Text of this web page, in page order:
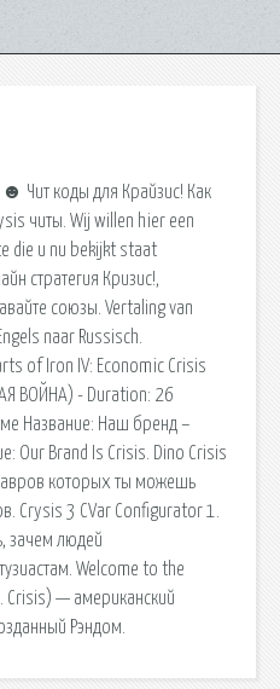
Чит коды для Крайзис! Как
читы. Wij willen hier een
die u nu bekijkt staat
стратегия Кризис!,
союзы. Vertaling van
naar Russisch.
of Iron IV: Economic Crisis
ВОЙНА) - Duration: 26
Название: Наш бренд –
Our Brand Is Crisis. Dino Crisis
которых ты можешь
Crysis 3 CVar Configurator 1.
зачем людей
Welcome to the
— американский
Рэндом.